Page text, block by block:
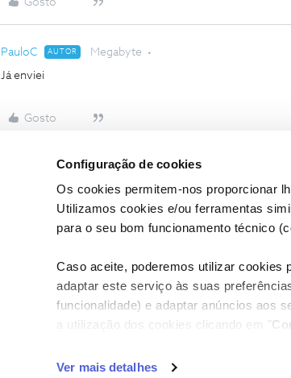
Configuração de cookies
Os cookies permitem-nos proporcionar
Utilizamos cookies e/ou ferramentas
para o seu bom funcionamento técnico
Caso aceite, poderemos utilizar cookies
adaptar este serviço às suas
funcionalidade) e adaptar anúncios aos
a utilização dos cookies clicando em "
Ver mais detalhes
PauloC AUTOR Megabyte
Já enviei
Gosto